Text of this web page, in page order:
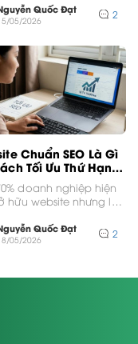
Quốc Đạt
05/2026 2
Chuẩn SEO Là Gì
Tối Ưu Thứ Hạng
doanh nghiệp hiện
hữu website nhưng lại
Quốc Đạt
05/2026 2